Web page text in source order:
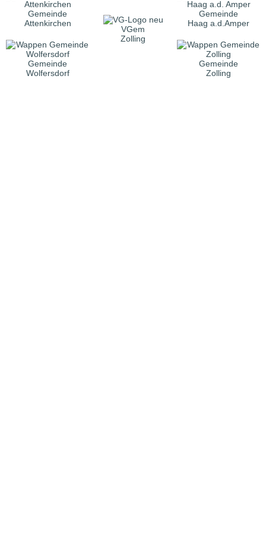
Gemeinde
Attenkirchen
VGem
Zolling
Gemeinde
Haag a.d.Amper
Gemeinde
Wolfersdorf
Gemeinde
Zolling